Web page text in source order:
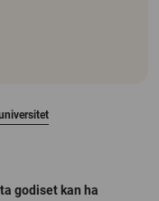
godiset kan ha